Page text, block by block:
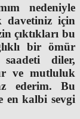
nedeniyle
davetiniz için
çıktıkları bu
bir ömür
diler,
ve mutluluk
ederim. Bu
en kalbi sevgi